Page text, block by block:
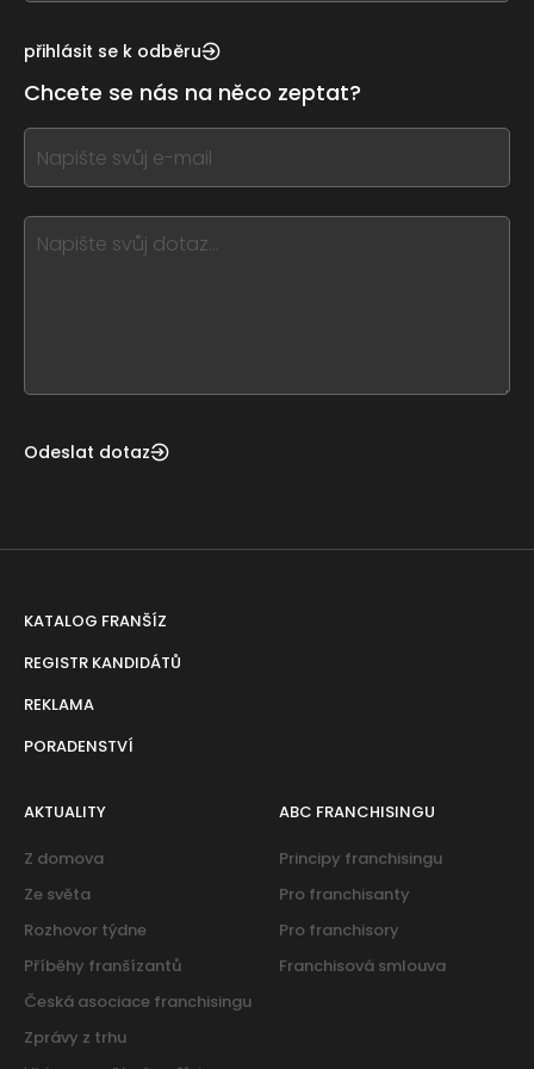
this,
this
form
field
blank
přihlásit se k odběru
Chcete se nás na něco zeptat?
If
you
this,
leave
Odeslat dotaz
KATALOG FRANŠÍZ
REGISTR KANDIDÁTŮ
REKLAMA
PORADENSTVÍ
AKTUALITY
Z domova
Ze světa
Rozhovor týdne
Příběhy franšízantů
Česká asociace franchisingu
Zprávy z trhu
ABC FRANCHISINGU
Principy franchisingu
Pro franchisanty
Pro franchisory
Franchisová smlouva